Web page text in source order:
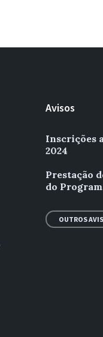
Avisos
Inscrições
2024
Prestação
do
OUTROS